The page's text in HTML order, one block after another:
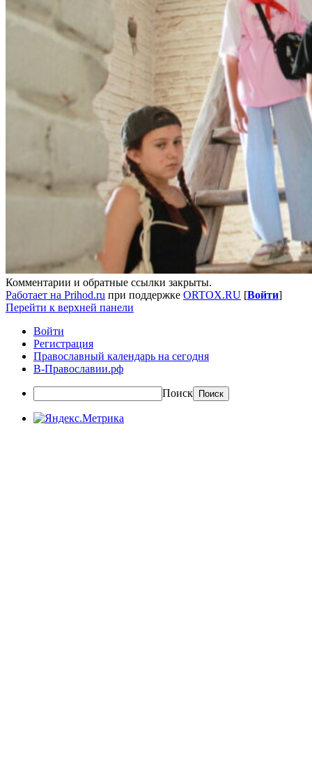
Комментарии и обратные ссылки закрыты.
Работает на Prihod.ru при поддержке ORTOX.RU [Войти]
Перейти к верхней панели
Войти
Регистрация
Православный календарь на сегодня
В-Православии.рф
Поиск